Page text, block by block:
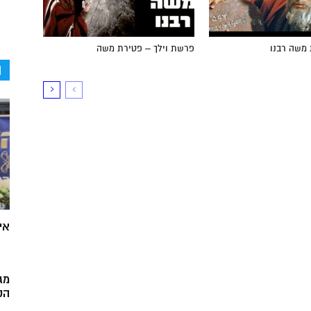
פרשת וילך – פטירת משה משה רבנו